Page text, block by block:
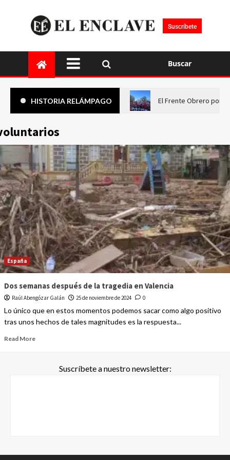
Suscríbete
Buscar
HISTORIA RELÁMPAGO El Frente Obrero pone
España
Dos semanas después de la tragedia en Valencia
Raúl Abengózar Galán 25 de noviembre de 2024 0
Lo único que en estos momentos podemos sacar como algo positivo
tras unos hechos de tales magnitudes es la respuesta...
Read More
Suscríbete a nuestro newsletter: